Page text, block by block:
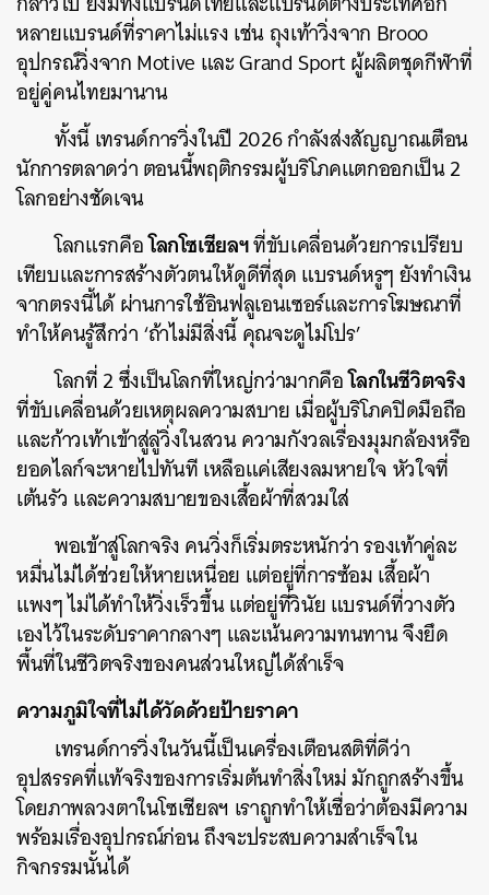
หลายแบรนด์ที่ราคาไม่แรง เช่น ถุงเท้าวิ่งจาก Brooo
อุปกรณ์วิ่งจาก Motive และ Grand Sport ผู้ผลิตชุดกีฬาที่
อยู่คู่คนไทยมานาน
ทั้งนี้ เทรนด์การวิ่งในปี 2026 กำลังส่งสัญญาณเตือน
นักการตลาดว่า ตอนนี้พฤติกรรมผู้บริโภคแตกออกเป็น 2
โลกอย่างชัดเจน
โลกแรกคือโลกโซเชียลฯที่ขับเคลื่อนด้วยการเปรียบ
เทียบและการสร้างตัวตนให้ดูดีที่สุด แบรนด์หรูๆ ยังทำเงิน
จากตรงนี้ได้ ผ่านการใช้อินฟลูเอนเซอร์และการโฆษณาที่
ทำให้คนรู้สึกว่า ‘ถ้าไม่มีสิ่งนี้ คุณจะดูไม่โปร’
โลกที่ 2 ซึ่งเป็นโลกที่ใหญ่กว่ามากคือโลกในชีวิตจริง
ที่ขับเคลื่อนด้วยเหตุผลความสบาย เมื่อผู้บริโภคปิดมือถือ
และก้าวเท้าเข้าสู่ลู่วิ่งในสวน ความกังวลเรื่องมุมกล้องหรือ
ยอดไลก์จะหายไปทันที เหลือแค่เสียงลมหายใจ หัวใจที่
เต้นรัว และความสบายของเสื้อผ้าที่สวมใส่
พอเข้าสู่โลกจริง คนวิ่งก็เริ่มตระหนักว่า รองเท้าคู่ละ
หมื่นไม่ได้ช่วยให้หายเหนื่อย แต่อยู่ที่การซ้อม เสื้อผ้า
แพงๆ ไม่ได้ทำให้วิ่งเร็วขึ้น แต่อยู่ที่วินัย แบรนด์ที่วางตัว
เองไว้ในระดับราคากลางๆ และเน้นความทนทาน จึงยึด
พื้นที่ในชีวิตจริงของคนส่วนใหญ่ได้สำเร็จ
ความภูมิใจที่ไม่ได้วัดด้วยป้ายราคา
เทรนด์การวิ่งในวันนี้เป็นเครื่องเตือนสติที่ดีว่า
อุปสรรคที่แท้จริงของการเริ่มต้นทำสิ่งใหม่ มักถูกสร้างขึ้น
โดยภาพลวงตาในโซเชียลฯ เราถูกทำให้เชื่อว่าต้องมีความ
พร้อมเรื่องอุปกรณ์ก่อน ถึงจะประสบความสำเร็จใน
กิจกรรมนั้นได้
ค้นหา
SHARE TWEET LINE EMAIL